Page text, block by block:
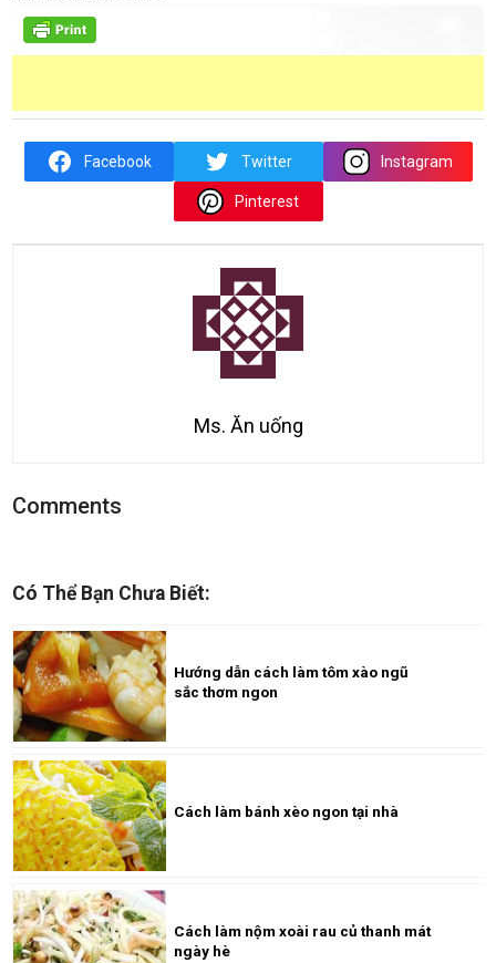
Facebook Twitter Instagram
Pinterest
Ms. Ăn uống
Comments
Có Thể Bạn Chưa Biết:
Hướng dẫn cách làm tôm xào ngũ
sắc thơm ngon
Cách làm bánh xèo ngon tại nhà
Cách làm nộm xoài rau củ thanh mát
ngày hè